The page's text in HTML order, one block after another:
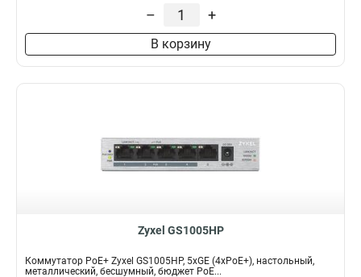
– +
В корзину
Zyxel GS1005HP
Коммутатор PoE+ Zyxel GS1005HP, 5xGE (4xPoE+), настольный,
металлический, бесшумный, бюджет PoE...